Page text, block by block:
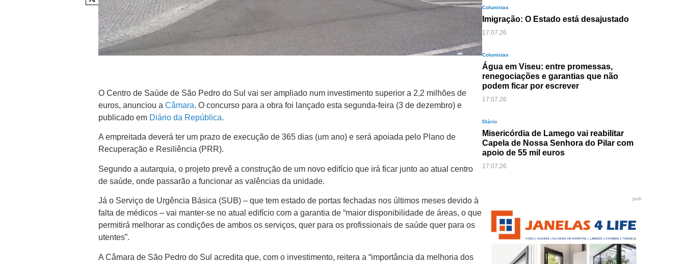
O Centro de Saúde de São Pedro do Sul vai ser ampliado num investimento superior a 2,2 milhões de
euros, anunciou aCâmara. O concurso para a obra foi lançado esta segunda-feira (3 de dezembro) e
publicado em Diário da República.
A empreitada deverá ter um prazo de execução de 365 dias (um ano) e será apoiada pelo Plano de
Recuperação e Resiliência (PRR).
Segundo a autarquia, o projeto prevê a construção de um novo edifício que irá ficar junto ao atual centro
de saúde, onde passarão a funcionar as valências da unidade.
Já o Serviço de Urgência Básica (SUB) – que tem estado de portas fechadas nos últimos meses devido à
falta de médicos – vai manter-se no atual edifício com a garantia de “maior disponibilidade de áreas, o que
permitirá melhorar as condições de ambos os serviços, quer para os profissionais de saúde quer para os
utentes”.
A Câmara de São Pedro do Sul acredita que, com o investimento, reitera a “importância da melhoria dos
Colunistas
Imigração: O Estado está desajustado
17.07.26
Colunistas
Água em Viseu: entre promessas,
renegociações e garantias que não
podem ficar por escrever
17.07.26
Diário
Misericórdia de Lamego vai reabilitar
Capela de Nossa Senhora do Pilar com
apoio de 55 mil euros
17.07.26
pub